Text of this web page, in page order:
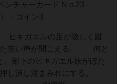
ベンチャーカード N o.23
コイン3
の足が激しく蹴
た笑い声が聞こえる。 何と
部下のヒキガエル族がぼた
し潰し泥まみれにする。